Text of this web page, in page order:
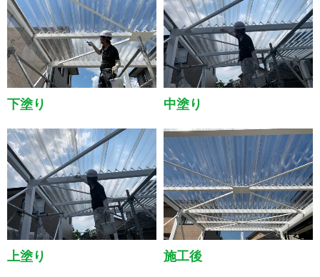
下塗り 中塗り
上塗り 施工後